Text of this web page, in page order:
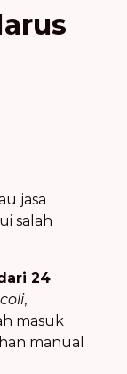
jasa
salah
24
,
masuk
manual